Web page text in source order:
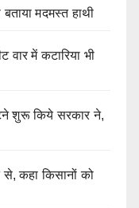
मदमस्त हाथी
में कटारिया भी
शुरू किये सरकार ने,
कहा किसानों को